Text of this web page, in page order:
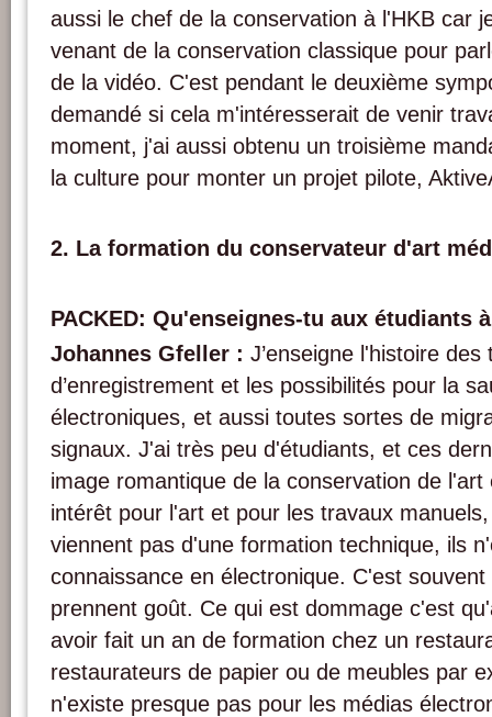
aussi le chef de la conservation à l'HKB car
venant de la conservation classique pour
de la vidéo. C'est pendant le deuxième
demandé si cela m'intéresserait de venir
moment, j'ai aussi obtenu un troisième
la culture pour monter un projet pilote,
2. La formation du conservateur d'art
PACKED: Qu'enseignes-tu aux étudiants
Johannes Gfeller : J’enseigne l'histoire des
d’enregistrement et les possibilités pour la
électroniques, et aussi toutes sortes de
signaux. J'ai très peu d'étudiants, et ces
image romantique de la conservation de
intérêt pour l'art et pour les travaux
viennent pas d'une formation technique, ils
connaissance en électronique. C'est
prennent goût. Ce qui est dommage c'est
avoir fait un an de formation chez un
restaurateurs de papier ou de meubles par
n'existe presque pas pour les médias